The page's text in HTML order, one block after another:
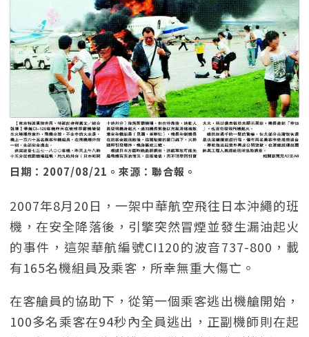
日期：2007/08/21。來源：聯合報。
2007年8月20日，一架中華航空飛往日本沖繩的班
機，在安全降落後，引擎突然冒煙並發生漏油起火
的事件，這架華航編號CI120的波音737-800，載
有165名機組員及乘客，所幸無重大傷亡。
在客艙員的協助下，從第一個乘客逃出機艙開始，
100多名乘客在94秒內全員逃出，正副機師則在起